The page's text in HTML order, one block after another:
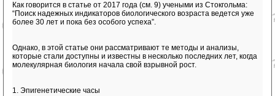
Как говорится в статье от 2017 года (см. 9) учеными из Стокгольма:
“Поиск надежных индикаторов биологического возраста ведется уже
более 30 лет и пока без особого успеха”.
Однако, в этой статье они рассматривают те методы и анализы,
которые стали доступны и известны в несколько последних лет, когда
молекулярная биология начала свой взрывной рост.
1. Эпигенетические часы